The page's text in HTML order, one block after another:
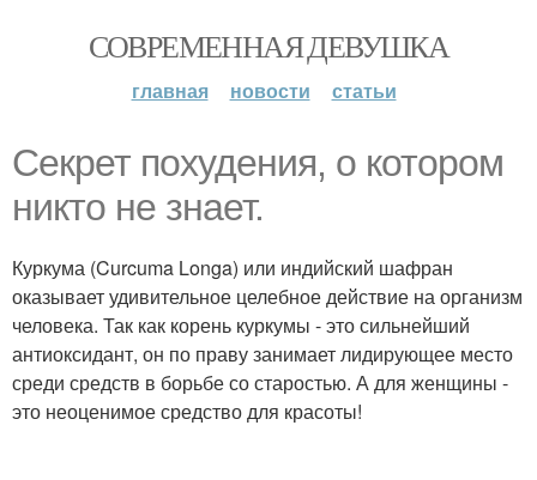
СОВРЕМЕННАЯ ДЕВУШКА
главная новости статьи
Секрет похудения, о котором
никто не знает.
Куркума (Curcuma Longa) или индийский шафран
оказывает удивительное целебное действие на организм
человека. Так как корень куркумы - это сильнейший
антиоксидант, он по праву занимает лидирующее место
среди средств в борьбе со старостью. А для женщины -
это неоценимое средство для красоты!